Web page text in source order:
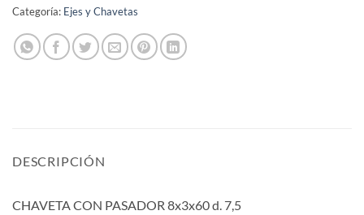
Categoría: Ejes y Chavetas
DESCRIPCIÓN
CHAVETA CON PASADOR 8x3x60 d. 7,5